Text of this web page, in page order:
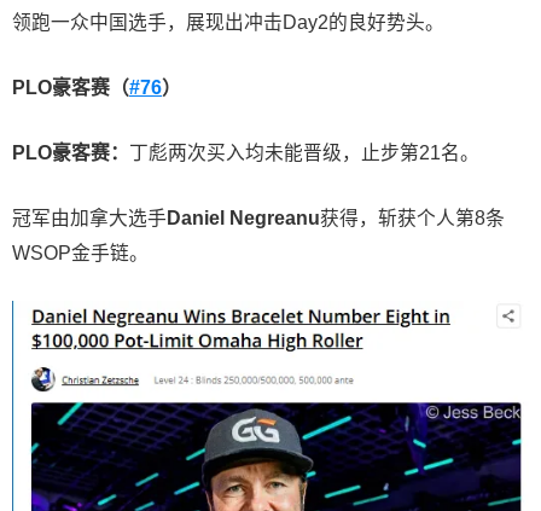
领跑一众中国选手，展现出冲击Day2的良好势头。
PLO豪客赛（#76）
PLO豪客赛： 丁彪两次买入均未能晋级，止步第21名。
冠军由加拿大选手 Daniel Negreanu获得，斩获个人第8条
WSOP金手链。